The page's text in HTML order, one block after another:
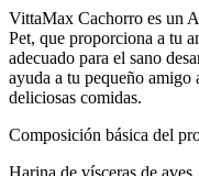
VittaMax Cachorro es un
Pet, que proporciona a tu
adecuado para el sano
ayuda a tu pequeño amigo
deliciosas comidas.
Composición básica del
Harina de vísceras de